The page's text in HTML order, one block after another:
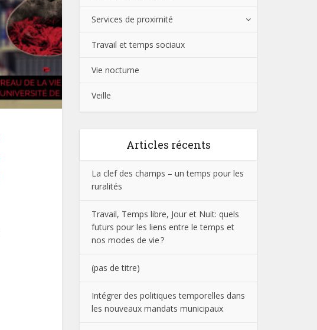
Services de proximité
Travail et temps sociaux
Vie nocturne
Veille
Articles récents
La clef des champs – un temps pour les
ruralités
Travail, Temps libre, Jour et Nuit: quels
futurs pour les liens entre le temps et
nos modes de vie ?
(pas de titre)
Intégrer des politiques temporelles dans
les nouveaux mandats municipaux